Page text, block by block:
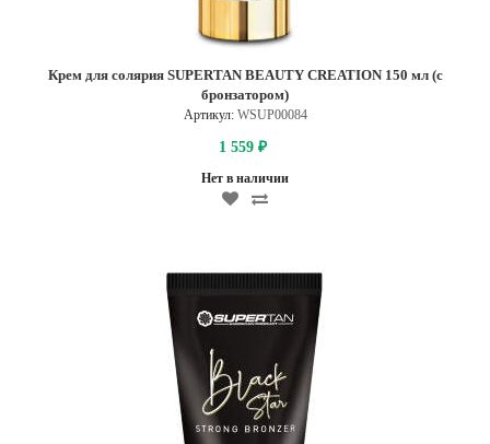
Крем для солярия SUPERTAN BEAUTY CREATION 150 мл (с
бронзатором)
Артикул: WSUP00084
1 559 ₽
Нет в наличии